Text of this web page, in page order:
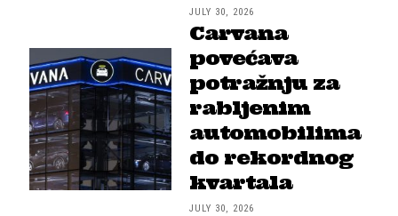
JULY 30, 2026
Carvana
povećava
potražnju za
rabljenim
automobilima
do rekordnog
kvartala
JULY 30, 2026